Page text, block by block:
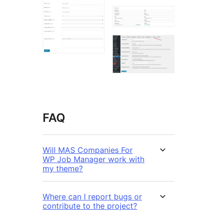
FAQ
Will MAS Companies For
WP Job Manager work with
my theme?
Where can I report bugs or
contribute to the project?